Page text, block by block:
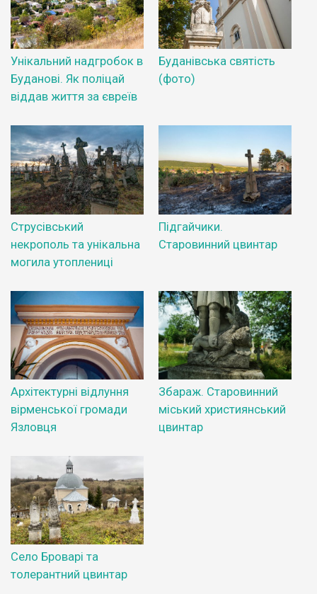
Унікальний надгробок в
Буданові. Як поліцай
віддав життя за євреїв
Буданівська святість
(фото)
Струсівський
некрополь та унікальна
могила утоплениці
Підгайчики.
Старовинний цвинтар
Архітектурні відлуння
вірменської громади
Язловця
Збараж. Старовинний
міський християнський
цвинтар
Село Броварі та
толерантний цвинтар